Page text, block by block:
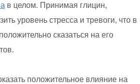
в целом. Принимая глицин,
уровень стресса и тревоги, что в
сказаться на его
положительное влияние на